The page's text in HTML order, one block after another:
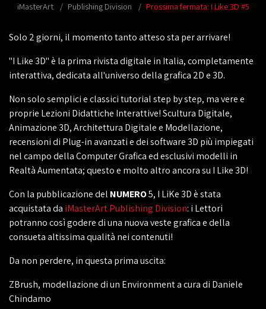
iMasterArt Publishing Division Prossima fermata: I Like 3D #5
Solo 2 giorni, il momento tanto atteso sta per arrivare!
"I Like 3D" è la prima rivista digitale in Italia, completamente
interattiva, dedicata all'universo della grafica 2D e 3D.
Non solo semplici e classici tutorial step by step, ma vere e
proprie Lezioni Didattiche Interattive! Scultura Digitale,
Animazione 3D, Architettura Digitale e Modellazione,
recensioni di Plug-in avanzati e dei software 3D più impiegati
nel campo della Computer Grafica ed esclusivi modelli in
Realtà Aumentata; questo e molto altro ancora su I Like 3D!
Con la pubblicazione del NUMERO5, I LiKe 3D è stata
acquistata da iMasterArt Publishing Division: i Lettori
potranno così godere di una nuova veste grafica e della
consueta altissima qualità nei contenuti!
Da non perdere, in questa prima uscita:
ZBrush, modellazione di un Environment a cura di Daniele
Chindamo